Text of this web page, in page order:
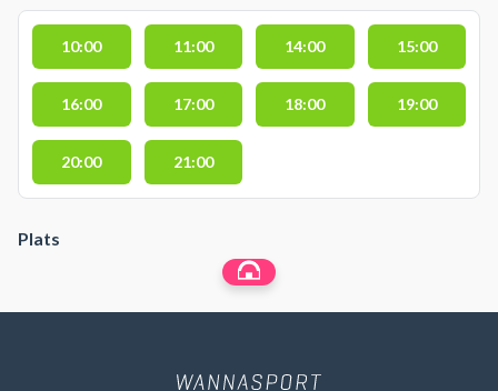
10:00 11:00 14:00 15:00
16:00 17:00 18:00 19:00
20:00 21:00
Plats